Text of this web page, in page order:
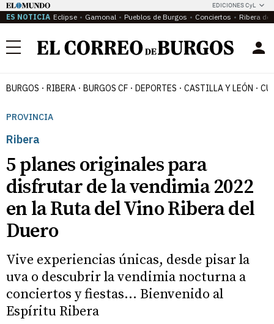
EDICIONES CyL
ES NOTICIA Eclipse Gamonal Pueblos de Burgos Conciertos Ribera del
Menú
BURGOS RIBERA BURGOS CF DEPORTES CASTILLA Y LEÓN
PROVINCIA
Ribera
5 planes originales para
disfrutar de la vendimia 2022
en la Ruta del Vino Ribera del
Duero
Vive experiencias únicas, desde pisar la
uva o descubrir la vendimia nocturna a
conciertos y fiestas… Bienvenido al
Espíritu Ribera